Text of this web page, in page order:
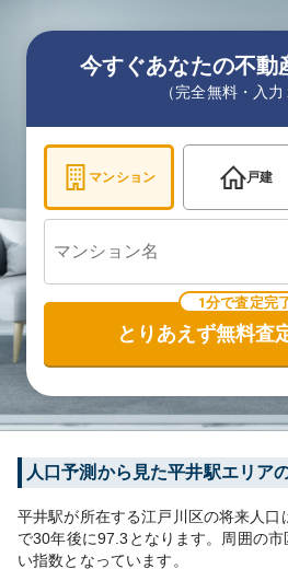
今すぐあなたの不動
（完全無料・入力
マンション 戸建
1分で査定完
とりあえず無料査
人口予測から見た平井駅エリア
平井駅が所在する江戸川区の将来人口
で30年後に97.3 となります。 周囲の
い指数となっています。